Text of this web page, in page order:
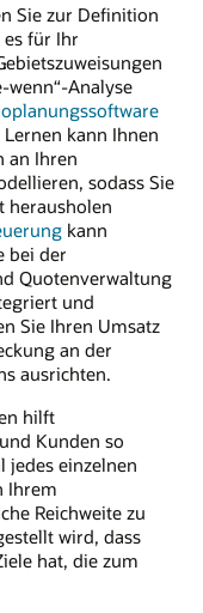
Sie zur Definition
für Ihr
wenn“-Analyse
kann Ihnen
an Ihren
sodass Sie
herausholen
kann
bei der
Quotenverwaltung
und
Sie Ihren Umsatz
an der
ausrichten.
hilft
Kunden so
jedes einzelnen
Ihrem
Reichweite zu
wird, dass
hat, die zum